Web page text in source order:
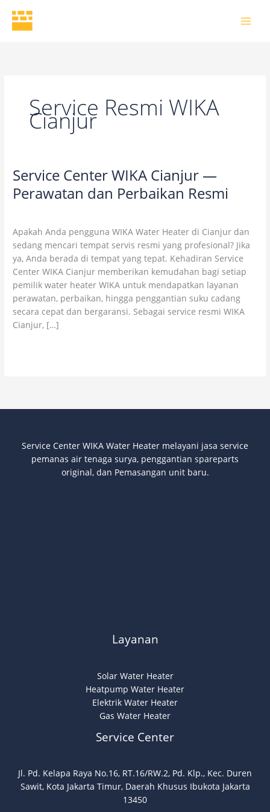
content
Service Resmi WIKA
Cianjur
Service Center WIKA Cianjur —
Perawatan dan Perbaikan Resmi
Apakah Anda pengguna WIKA Water Heater di Cianjur dan
sedang mencari tempat servis resmi yang profesional? Jika
ya, Anda berada di tempat yang tepat. Kehadiran Service
Center WIKA Cianjur memberikan kemudahan bagi setiap
pemilik water heater WIKA untuk mendapatkan layanan
perawatan, perbaikan, hingga penggantian suku cadang
secara cepat dan bergaransi. Sebagai service resmi WIKA
Cianjur, […]
Service
WIKA
Perawatan
dan
Perbaikan
Resmi
Service Center WIKA Water Heater melayani jasa service
pemanas air tenaga surya, penggantian spareparts
original, dan Pemasangan unit baru.
Layanan
Solar Water Heater
Heatpump Water Heater
Elektrik Water Heater
Gas Water Heater
Service Center
Jl. Pd. Kelapa Raya No.16, RT.16/RW.2, Pd. Klp., Kec. Duren
Sawit, Kota Jakarta Timur, Daerah Khusus Ibukota Jakarta
13450